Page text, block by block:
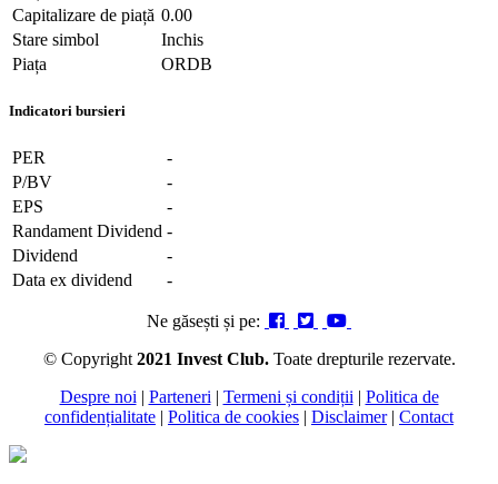
Capitalizare de piață 0.00
Stare simbol
Inchis
Piața
ORDB
Indicatori bursieri
PER
-
P/BV
-
EPS
-
Randament Dividend -
Dividend
-
Data ex dividend
-
Ne găsești și pe:
© Copyright 2021 Invest Club. Toate drepturile rezervate.
Despre noi | Parteneri | Termeni și condiții | Politica de
confidențialitate | Politica de cookies | Disclaimer| Contact